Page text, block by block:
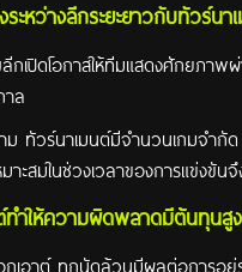
ะหว่างลีกระยะยาวกับทัวร์นา
กเปิดโอกาสให้ทีมแสดงศักยภา
าล
ม ทัวร์นาเมนต์มีจำนวนเกมจำ
มาะสมในช่วงเวลาของการแข่ง
ำให้ความผิดพลาดมีต้นทุนสูง
กเอาต์ ทุกนัดล้วนมีผลต่อการอ